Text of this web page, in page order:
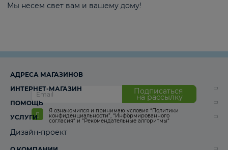
Мы несем свет вам и вашему дому!
Подписаться
на рассылку
Я ознакомился и принимаю условия “Политики
конфиденциальности”, “Информированного
согласия“ и “Рекомендательные алгоритмы“
АДРЕСА МАГАЗИНОВ
ИНТЕРНЕТ-МАГАЗИН
ПОМОЩЬ
УСЛУГИ
Дизайн-проект